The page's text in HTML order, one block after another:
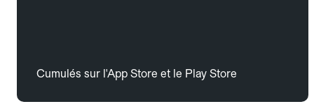
Cumulés sur l'App Store et le Play Store